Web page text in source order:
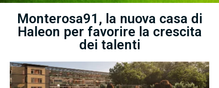
Monterosa91, la nuova casa di
Haleon per favorire la crescita
dei talenti